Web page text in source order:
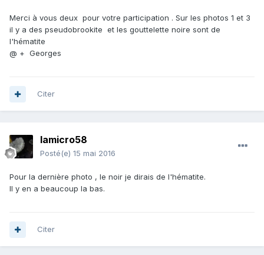
Merci à vous deux pour votre participation . Sur les photos 1 et 3
il y a des pseudobrookite et les gouttelette noire sont de
l'hématite
@ + Georges
Citer
lamicro58
Posté(e) 15 mai 2016
Pour la dernière photo , le noir je dirais de l'hématite.
Il y en a beaucoup la bas.
Citer